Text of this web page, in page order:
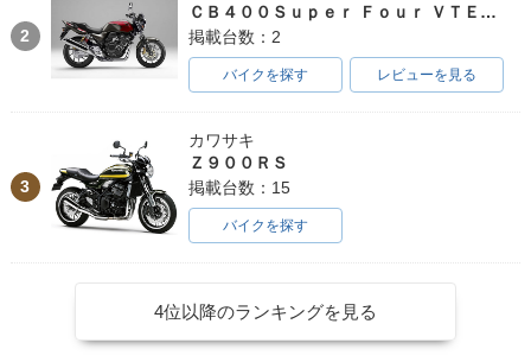
2
ＣＢ４００Ｓｕｐｅｒ Ｆｏｕｒ ＶＴＥＣ ＳＰＥＣ３
掲載台数：2
バイクを探す レビューを見る
3
カワサキ
Ｚ９００ＲＳ
掲載台数：15
バイクを探す
4位以降のランキングを見る